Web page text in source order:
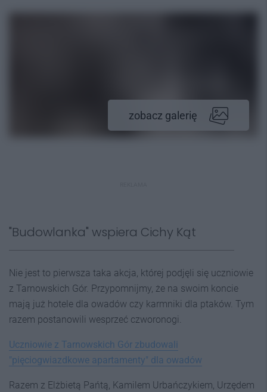
zobacz galerię
"Budowlanka" wspiera Cichy Kąt
Nie jest to pierwsza taka akcja, której podjęli się uczniowie
z Tarnowskich Gór. Przypomnijmy, że na swoim koncie
mają już hotele dla owadów czy karmniki dla ptaków. Tym
razem postanowili wesprzeć czworonogi.
Uczniowie z Tarnowskich Gór zbudowali
"pięciogwiazdkowe apartamenty" dla owadów
Razem z Elżbietą Pańtą, Kamilem Urbańczykiem, Urzędem